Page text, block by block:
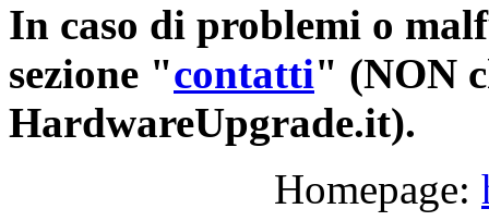
In caso di problemi o
sezione "contatti" (NON
HardwareUpgrade.it).
Homepage: